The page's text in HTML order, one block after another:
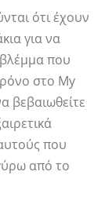
ότι έχουν
για να
βλέμμα που
στο My
βεβαιωθείτε
που
από το